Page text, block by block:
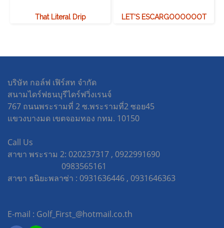
That Literal Drip LET'S ESCARGOOOOOOT
บริษัท กอล์ฟ เฟิร์สท จำกัด
สนามไดร์ฟธนบุรีไดร์ฟวิ่งเรนจ์
767 ถนนพระรามที่ 2 ซ.พระรามที่2 ซอย45
แขวงบางมด เขตจอมทอง กทม. 10150
Call Us
สาขา พระราม 2: 020237317 , 0922991690
0983565161
สาขา ธนิยะพลาซ่า : 0931636446 , 0931646363
E-mail : Golf_First_@hotmail.co.th